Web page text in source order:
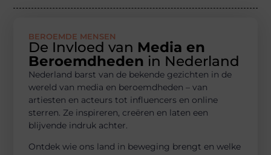
BEROEMDE MENSEN
De Invloed van Media en
Beroemdheden in Nederland
Nederland barst van de bekende gezichten in de
wereld van media en beroemdheden – van
artiesten en acteurs tot influencers en online
sterren. Ze inspireren, creëren en laten een
blijvende indruk achter.
Ontdek wie ons land in beweging brengt en welke